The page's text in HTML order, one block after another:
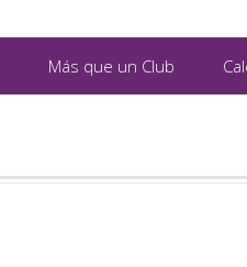
Más que un Club